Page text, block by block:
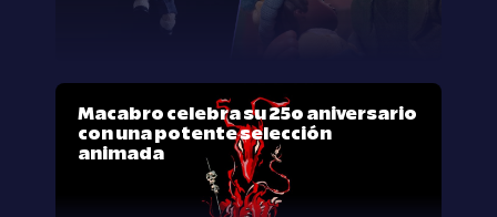
Macabro celebra su 25º aniversario
con una potente selección
animada